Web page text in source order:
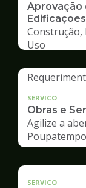
Aprovação
Construção,
Uso
SERVICO
Obras e
Agilize a
Poupatempo
SERVICO